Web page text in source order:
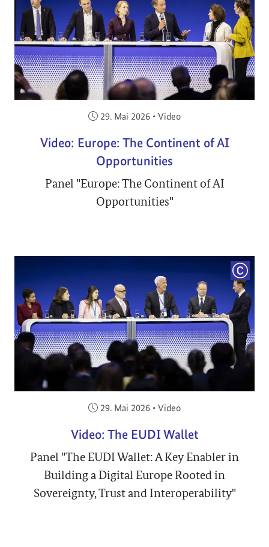
Veröffentlicht am:
29. Mai 2026 • Video
Video: Europe: The Continent of AI
Opportunities
Panel "Europe: The Continent of AI
Opportunities"
Veröffentlicht am:
29. Mai 2026 • Video
Video: The EUDI Wallet
Panel "The EUDI Wallet: A Key Enabler in
Building a Digital Europe Rooted in
Sovereignty, Trust and Interoperability"